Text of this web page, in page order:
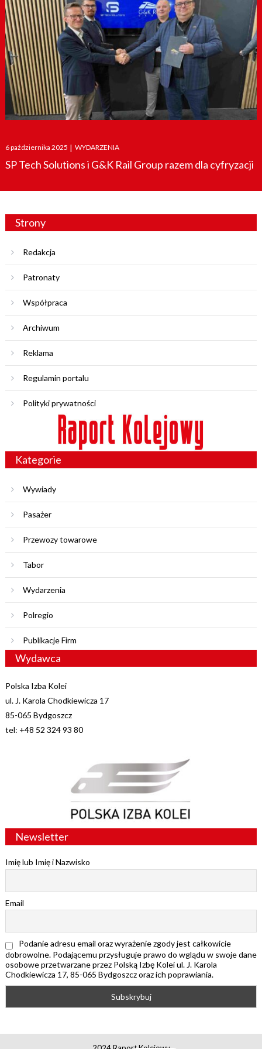
Posted
on
6 października 2025 | WYDARZENIA
SP Tech Solutions i G&K Rail Group razem dla cyfryzacji
Strony
Redakcja
Patronaty
Współpraca
Archiwum
Reklama
Regulamin portalu
Polityki prywatności
Kategorie
Wywiady
Pasażer
Przewozy towarowe
Tabor
Wydarzenia
Polregio
Publikacje Firm
Wydawca
Polska Izba Kolei
ul. J. Karola Chodkiewicza 17
85-065 Bydgoszcz
tel: +48 52 324 93 80
Newsletter
Imię lub Imię i Nazwisko
Email
Podanie adresu email oraz wyrażenie zgody jest całkowicie
dobrowolne. Podającemu przysługuje prawo do wglądu w swoje dane
osobowe przetwarzane przez Polską Izbę Kolei ul. J. Karola
Chodkiewicza 17, 85-065 Bydgoszcz oraz ich poprawiania.